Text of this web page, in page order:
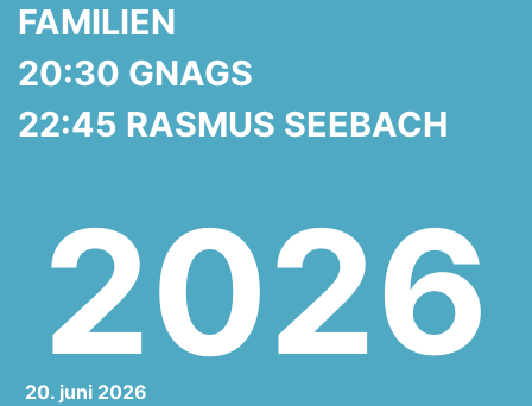
FAMILIEN
20:30 GNAGS
22:45 RASMUS SEEBACH
2026
20. juni 2026